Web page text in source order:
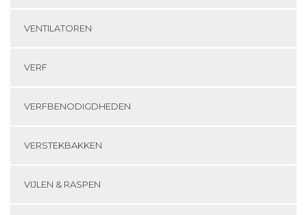
VENTILATOREN
VERF
VERFBENODIGDHEDEN
VERSTEKBAKKEN
VIJLEN & RASPEN